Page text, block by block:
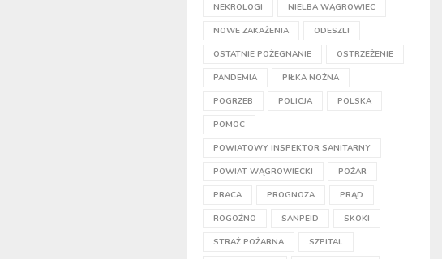
NEKROLOGI NIELBA WĄGROWIEC
NOWE ZAKAŻENIA ODESZLI
OSTATNIE POŻEGNANIE OSTRZEŻENIE
PANDEMIA PIŁKA NOŻNA
POGRZEB POLICJA POLSKA
POMOC
POWIATOWY INSPEKTOR SANITARNY
POWIAT WĄGROWIECKI POŻAR
PRACA PROGNOZA PRĄD
ROGOŹNO SANPEID SKOKI
STRAŻ POŻARNA SZPITAL